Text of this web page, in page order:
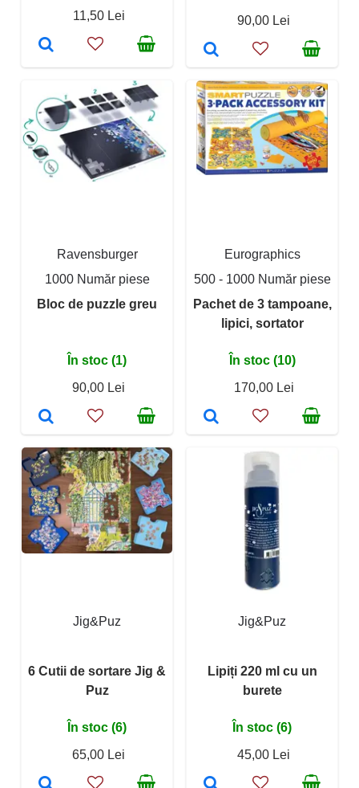
11,50 Lei 90,00 Lei
Ravensburger
1000 Număr piese
Bloc de puzzle greu
În stoc (1)
90,00 Lei
Eurographics
500 - 1000 Număr piese
Pachet de 3 tampoane,
lipici, sortator
În stoc (10)
170,00 Lei
Jig&Puz
6 Cutii de sortare Jig &
Puz
În stoc (6)
65,00 Lei
Jig&Puz
Lipiți 220 ml cu un
burete
În stoc (6)
45,00 Lei